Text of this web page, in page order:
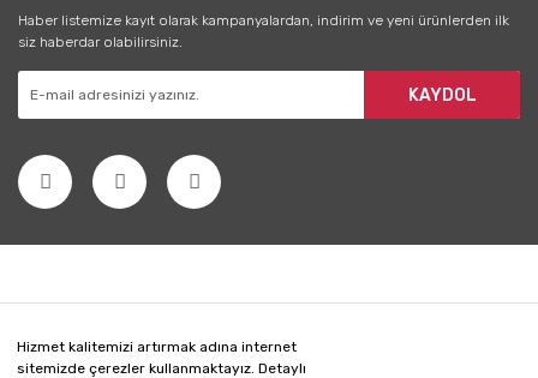
Hizmet kalitemizi artırmak adına internet
sitemizde çerezler kullanmaktayız. Detaylı
Haber listemize kayıt olarak kampanyalardan, indirim ve yeni ürünlerden ilk
siz haberdar olabilirsiniz.
KAYDOL